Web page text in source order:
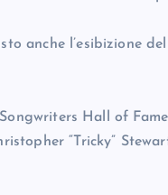
anche l’esibizione
Hall of
“Tricky”